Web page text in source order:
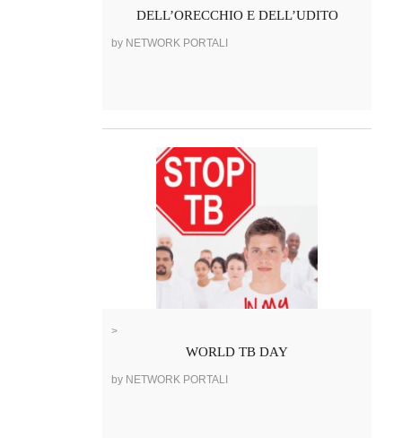
DELL’ORECCHIO E DELL’UDITO
by NETWORK PORTALI
>
WORLD TB DAY
by NETWORK PORTALI